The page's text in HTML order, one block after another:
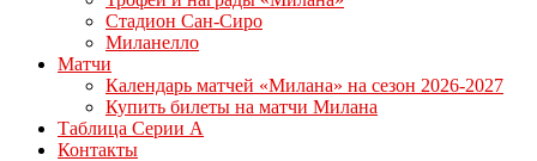
Стадион Сан-Сиро
Миланелло
Матчи
Календарь матчей «Милана» на сезон 2026-2027
Купить билеты на матчи Милана
Таблица Серии А
Контакты